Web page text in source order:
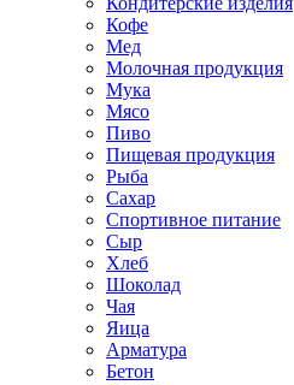
Кофе
Мед
Молочная продукция
Мука
Мясо
Пиво
Пищевая продукция
Рыба
Сахар
Спортивное питание
Сыр
Хлеб
Шоколад
Чая
Яица
Арматура
Бетон